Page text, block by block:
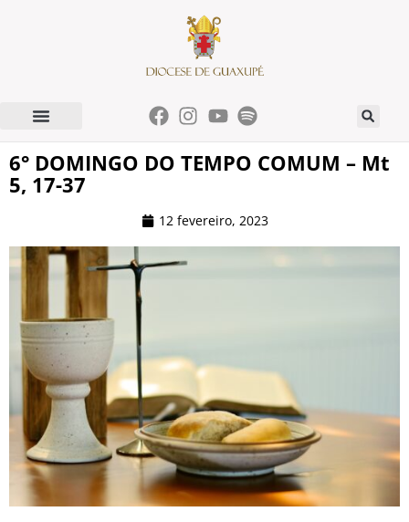
6° DOMINGO DO TEMPO COMUM – Mt
5, 17-37
12 fevereiro, 2023